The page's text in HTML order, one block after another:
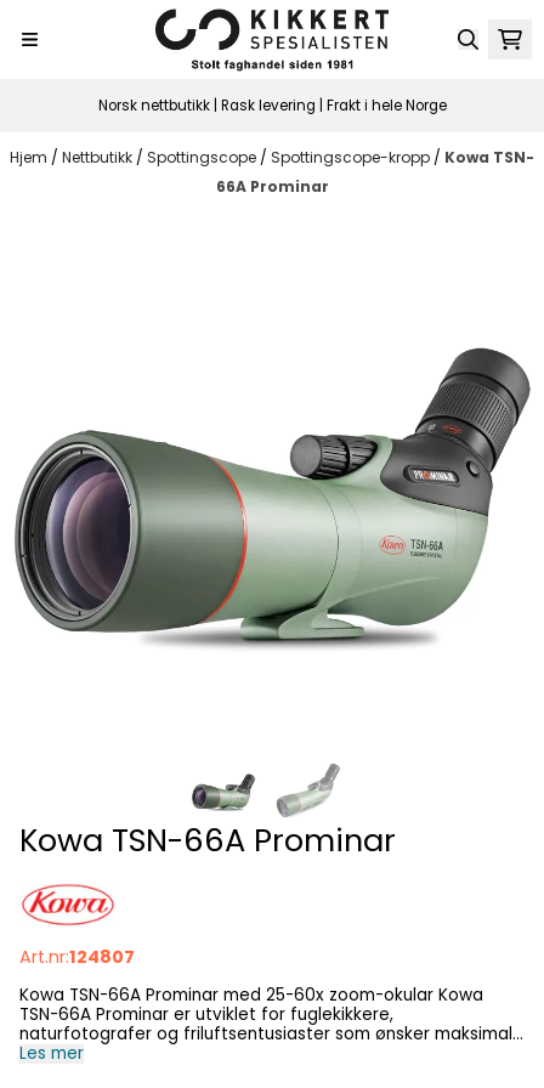
Norsk nettbutikk | Rask levering | Frakt i hele Norge
Hjem / Nettbutikk / Spottingscope / Spottingscope-kropp / Kowa TSN-
66A Prominar
Kowa TSN-66A Prominar
Art.nr:124807
Kowa TSN-66A Prominar med 25-60x zoom-okular Kowa
TSN-66A Prominar er utviklet for fuglekikkere,
naturfotografer og friluftsentusiaster som ønsker maksimal
optisk ytelse i et kompakt og lett format. Med et 66 mm
Les mer